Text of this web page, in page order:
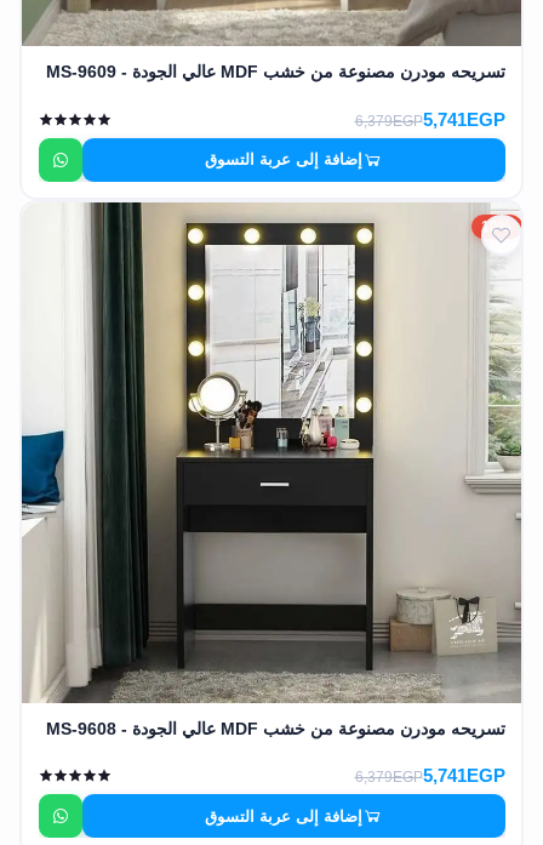
تسريحه مودرن مصنوعة من خشب MDF عالي الجودة - MS-9609
5,741EGP
6,379EGP
إضافة إلى عربة التسوق
10%
تسريحه مودرن مصنوعة من خشب MDF عالي الجودة - MS-9608
5,741EGP
6,379EGP
إضافة إلى عربة التسوق